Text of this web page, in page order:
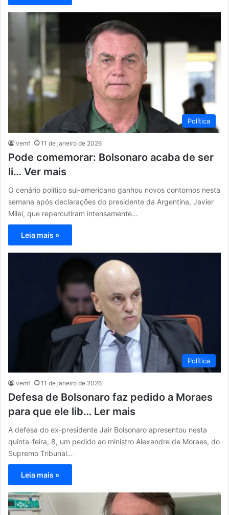
Política
vemf 11 de janeiro de 2026
Pode comemorar: Bolsonaro acaba de ser
li… Ver mais
O cenário político sul-americano ganhou novos contornos nesta
semana após declarações do presidente da Argentina, Javier
Milei, que repercutiram intensamente…
Leia mais »
Política
vemf 11 de janeiro de 2026
Defesa de Bolsonaro faz pedido a Moraes
para que ele lib… Ler mais
A defesa do ex-presidente Jair Bolsonaro apresentou nesta
quinta-feira, 8, um pedido ao ministro Alexandre de Moraes, do
Supremo Tribunal…
Leia mais »